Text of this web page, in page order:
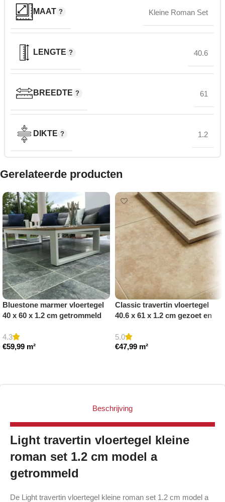
MAAT Kleine Roman Set
LENGTE 40.6
BREEDTE 61
DIKTE 1.2
Gerelateerde producten
Bluestone marmer vloertegel
40 x 60 x 1.2 cm getrommeld
4.3
€59,99 m²
Classic travertin vloertegel
40.6 x 61 x 1.2 cm gezoet en
5.0
€47,99 m²
Beschrijving
Light travertin vloertegel kleine
roman set 1.2 cm model a
getrommeld
De Light travertin vloertegel kleine roman set 1.2 cm model a